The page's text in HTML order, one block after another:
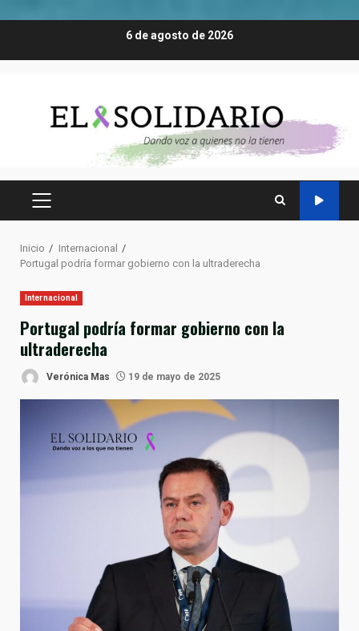
6 de agosto de 2026
MENÚ
Inicio
Internacional
Portugal podría formar gobierno con la ultraderecha
Internacional
Portugal podría formar gobierno con la
ultraderecha
Verónica Mas 19 de mayo de 2025